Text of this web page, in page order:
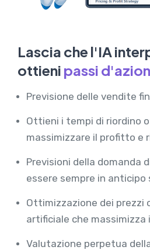
Lascia che l'IA
ottieni passi
Previsione delle vendite
Ottieni i tempi di riordino
massimizzare il profitto e
Previsioni della domanda
essere sempre in anticipo
Ottimizzazione dei prezzi
artificiale che massimizza
Valutazione perpetua